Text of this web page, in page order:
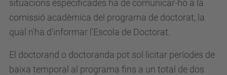
situacions especificades ha de comunicar-ho a la
comissió acadèmica del programa de doctorat, la
qual n'ha d'informar l'Escola de Doctorat.
El doctorand o doctoranda pot sol·licitar períodes de
baixa temporal al programa fins a un total de dos